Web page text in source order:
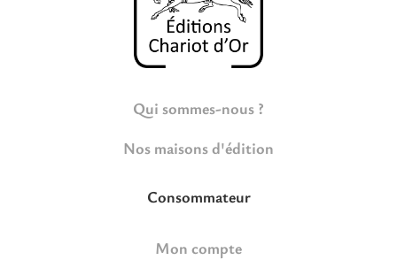
Qui sommes-nous ?
Nos maisons d'édition
Consommateur
Mon compte